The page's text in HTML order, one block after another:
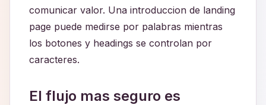
comunicar valor. Una introduccion de landing
page puede medirse por palabras mientras
los botones y headings se controlan por
caracteres.
El flujo mas seguro es